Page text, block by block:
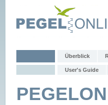
Überblick
User's Guide